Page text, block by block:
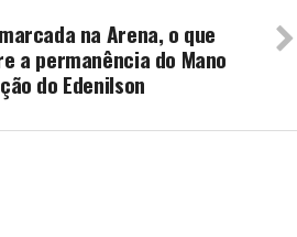
na Arena, o que
a permanência do Mano
do Edenilson